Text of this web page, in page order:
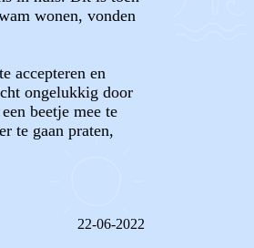
wonen, vonden
accepteren en
ongelukkig door
beetje mee te
te gaan praten,
22-06-2022